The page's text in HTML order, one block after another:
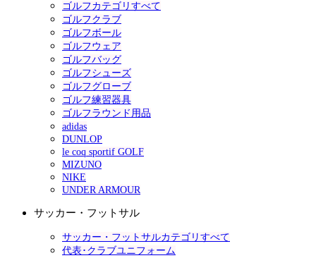
ゴルフカテゴリすべて
ゴルフクラブ
ゴルフボール
ゴルフウェア
ゴルフバッグ
ゴルフシューズ
ゴルフグローブ
ゴルフ練習器具
ゴルフラウンド用品
adidas
DUNLOP
le coq sportif GOLF
MIZUNO
NIKE
UNDER ARMOUR
サッカー・フットサル
サッカー・フットサルカテゴリすべて
代表･クラブユニフォーム